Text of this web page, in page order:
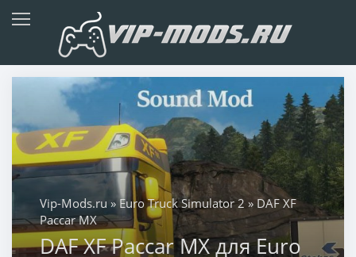
Vip-Mods.ru »Euro Truck Simulator 2 » DAF XF
Paccar MX
DAF XF Paccar MX для Euro